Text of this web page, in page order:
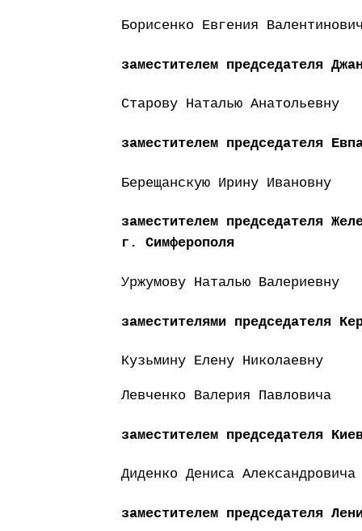
Борисенко Евгения
заместителем председателя
Старову Наталью Анатольевну
заместителем председателя
Берещанскую Ирину Ивановну
заместителем председателя
г. Симферополя
Уржумову Наталью Валериевну
заместителями председателя
Кузьмину Елену Николаевну
Левченко Валерия Павловича
заместителем председателя
Диденко Дениса Александровича
заместителем председателя